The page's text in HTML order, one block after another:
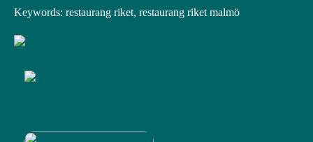
Keywords: restaurang riket, restaurang riket malmö